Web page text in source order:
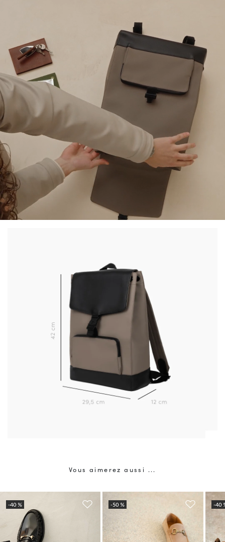
Vous aimerez aussi ...